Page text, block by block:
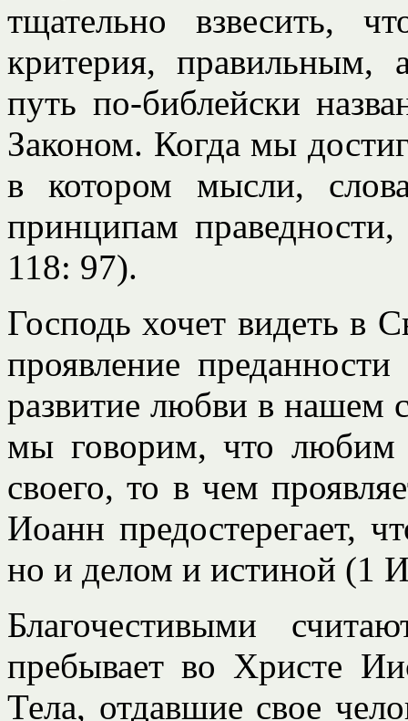
тщательно взвесить,
критерия,
путь по-библейски
Законом. Когда мы
в котором мысли,
принципам
118: 97).
Господь хочет видеть в
проявление
развитие любви в нашем
мы говорим, что любим
своего, то в чем
Иоанн предостерегает,
но и делом и истиной (1
Благочестивыми
пребывает во Христе
Тела, отдавшие свое